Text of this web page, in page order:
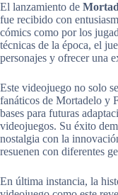
El lanzamiento de
fue recibido con
cómics como por los
técnicas de la época, el
personajes y ofrecer una
Este videojuego no solo
fanáticos de Mortadelo y
bases para futuras
videojuegos. Su éxito
nostalgia con la
resuenen con diferentes
En última instancia, la